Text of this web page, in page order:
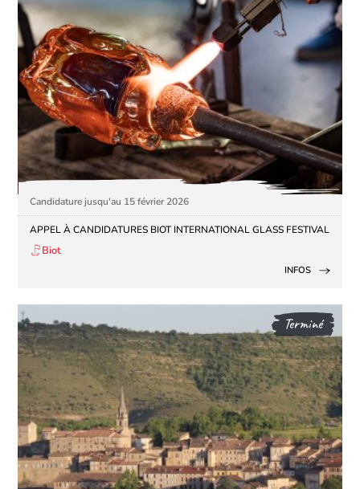
Candidature jusqu'au 15 février 2026
APPEL À CANDIDATURES BIOT INTERNATIONAL GLASS FESTIVAL
Biot
INFOS
Terminé